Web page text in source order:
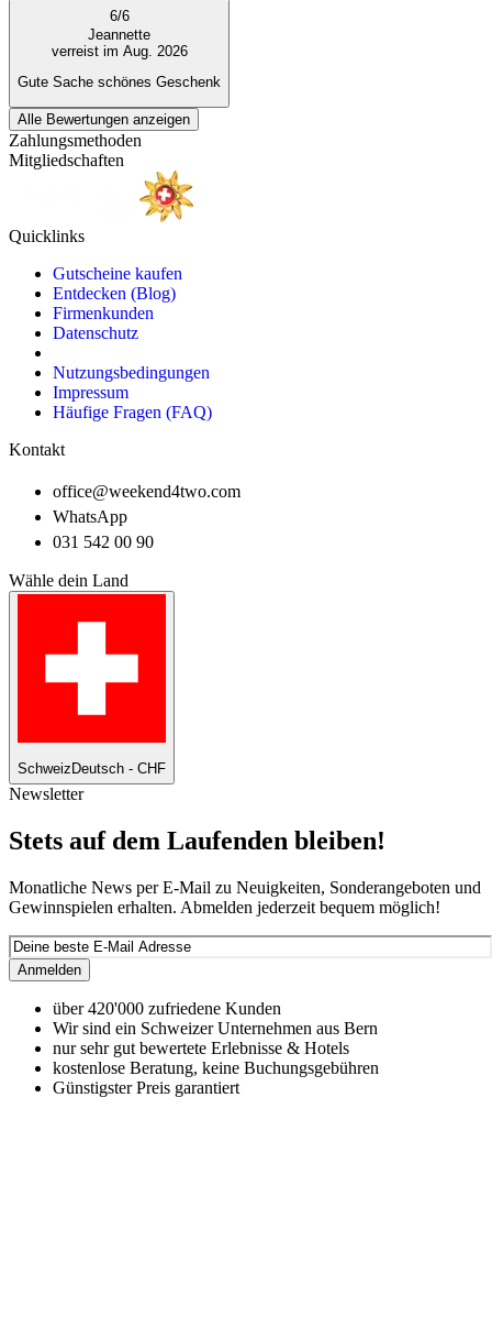
6/6
Jeannette
verreist im Aug. 2026
Gute Sache schönes Geschenk
Alle Bewertungen anzeigen
Zahlungsmethoden
Mitgliedschaften
Quicklinks
Gutscheine kaufen
Entdecken (Blog)
Firmenkunden
Datenschutz
Nutzungsbedingungen
Impressum
Häufige Fragen (FAQ)
Kontakt
office@weekend4two.com
WhatsApp
031 542 00 90
Wähle dein Land
Schweiz Deutsch - CHF
Newsletter
Stets auf dem Laufenden bleiben!
Monatliche News per E-Mail zu Neuigkeiten, Sonderangeboten und
Gewinnspielen erhalten. Abmelden jederzeit bequem möglich!
Anmelden
über 420'000 zufriedene Kunden
Wir sind ein Schweizer Unternehmen aus Bern
nur sehr gut bewertete Erlebnisse & Hotels
kostenlose Beratung, keine Buchungsgebühren
Günstigster Preis garantiert